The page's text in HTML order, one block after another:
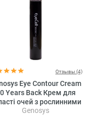
Отзывы (4)
Eye Contour Cream
Years Back Крем для
очей з рослинними
клітинами
Genosys